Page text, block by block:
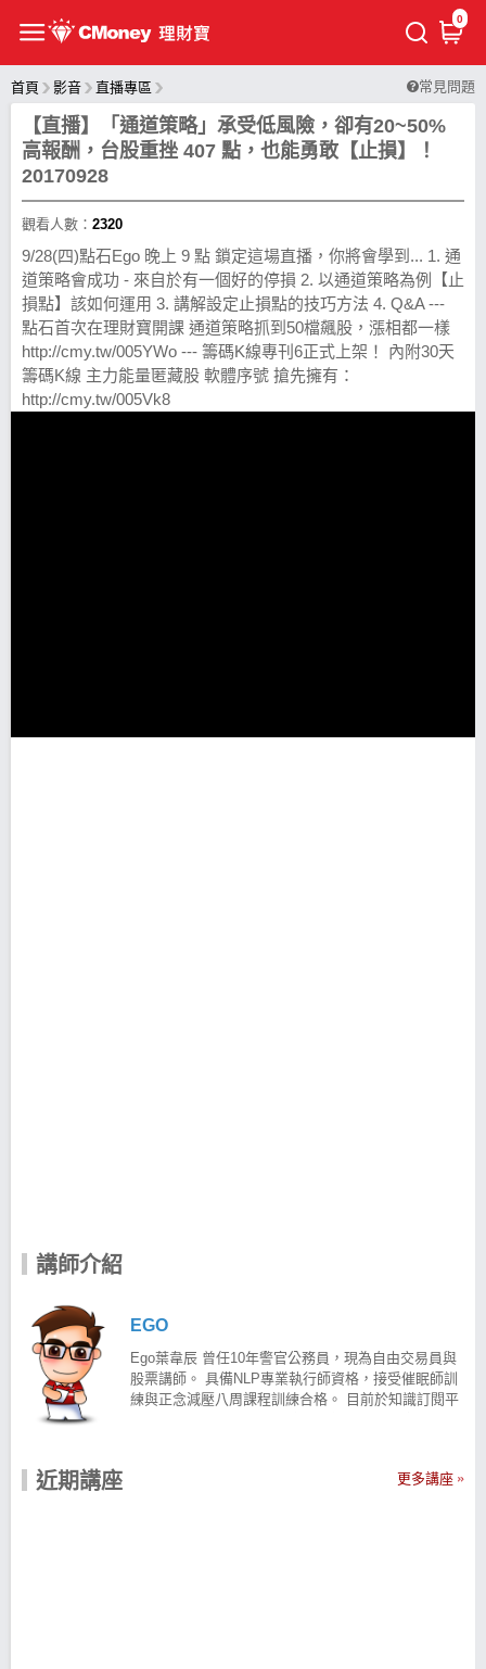
0
首頁 影音 直播專區 常見問題
【直播】「通道策略」承受低風險，卻有20~50%
高報酬，台股重挫 407 點，也能勇敢【止損】！
20170928
觀看人數： 2320
9/28(四)點石Ego 晚上 9 點 鎖定這場直播，你將會學到... 1. 通
道策略會成功 - 來自於有一個好的停損 2. 以通道策略為例【止
損點】該如何運用 3. 講解設定止損點的技巧方法 4. Q&A ---
點石首次在理財寶開課 通道策略抓到50檔飆股，漲相都一樣
http://cmy.tw/005YWo --- 籌碼K線專刊6正式上架！ 內附30天
籌碼K線 主力能量匿藏股 軟體序號 搶先擁有：
http://cmy.tw/005Vk8
講師介紹
EGO
Ego葉韋辰 曾任10年警官公務員，現為自由交易員與
股票講師。 具備NLP專業執行師資格，接受催眠師訓
練與正念減壓八周課程訓練合格。 目前於知識訂閱平
講師。 專注於交易，致力於教育，期許自己也幫助別
近期講座 更多講座